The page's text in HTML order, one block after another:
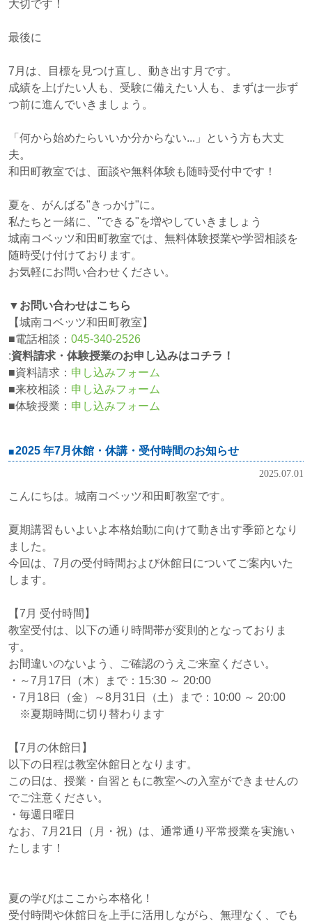
大切です！
最後に
7月は、目標を見つけ直し、動き出す月です。
成績を上げたい人も、受験に備えたい人も、まずは一歩ず
つ前に進んでいきましょう。
「何から始めたらいいか分からない...」という方も大丈
夫。
和田町教室では、面談や無料体験も随時受付中です！
夏を、がんばる"きっかけ"に。
私たちと一緒に、"できる"を増やしていきましょう
城南コベッツ和田町教室では、無料体験授業や学習相談を
随時受け付けております。
お気軽にお問い合わせください。
▼お問い合わせはこちら
【城南コベッツ和田町教室】
■電話相談： 045-340-2526
:資料請求・体験授業のお申し込みはコチラ！
■資料請求： 申し込みフォーム
■来校相談： 申し込みフォーム
■体験授業： 申し込みフォーム
2025 年7月休館・休講・受付時間のお知らせ
2025.07.01
こんにちは。城南コベッツ和田町教室です。
夏期講習もいよいよ本格始動に向けて動き出す季節となり
ました。
今回は、7月の受付時間および休館日についてご案内いた
します。
【7月 受付時間】
教室受付は、以下の通り時間帯が変則的となっておりま
す。
お間違いのないよう、ご確認のうえご来室ください。
・～7月17日（木）まで：15:30 ～ 20:00
・7月18日（金）～8月31日（土）まで：10:00 ～ 20:00
※夏期時間に切り替わります
【7月の休館日】
以下の日程は教室休館日となります。
この日は、授業・自習ともに教室への入室ができませんの
でご注意ください。
・毎週日曜日
なお、7月21日（月・祝）は、通常通り平常授業を実施い
たします！
夏の学びはここから本格化！
受付時間や休館日を上手に活用しながら、無理なく、でも